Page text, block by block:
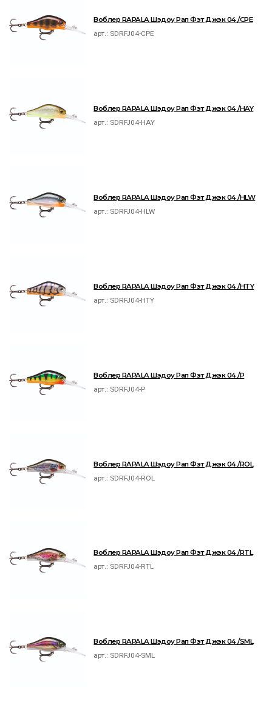
Воблер RAPALA Шэдоу Рап Фэт Джэк 04 /CPE
арт.: SDRFJ04-CPE
Воблер RAPALA Шэдоу Рап Фэт Джэк 04 /HAY
арт.: SDRFJ04-HAY
Воблер RAPALA Шэдоу Рап Фэт Джэк 04 /HLW
арт.: SDRFJ04-HLW
Воблер RAPALA Шэдоу Рап Фэт Джэк 04 /HTY
арт.: SDRFJ04-HTY
Воблер RAPALA Шэдоу Рап Фэт Джэк 04 /P
арт.: SDRFJ04-P
Воблер RAPALA Шэдоу Рап Фэт Джэк 04 /ROL
арт.: SDRFJ04-ROL
Воблер RAPALA Шэдоу Рап Фэт Джэк 04 /RTL
арт.: SDRFJ04-RTL
Воблер RAPALA Шэдоу Рап Фэт Джэк 04 /SML
арт.: SDRFJ04-SML